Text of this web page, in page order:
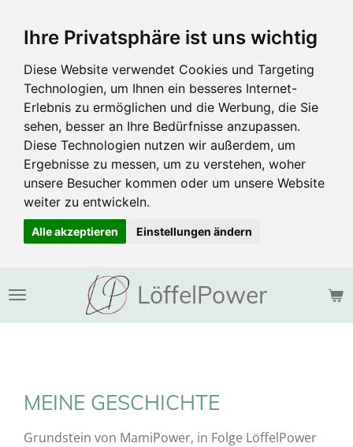
Ihre Privatsphäre ist uns wichtig
Diese Website verwendet Cookies und Targeting
Technologien, um Ihnen ein besseres Internet-
Erlebnis zu ermöglichen und die Werbung, die Sie
sehen, besser an Ihre Bedürfnisse anzupassen.
Diese Technologien nutzen wir außerdem, um
Ergebnisse zu messen, um zu verstehen, woher
unsere Besucher kommen oder um unsere Website
weiter zu entwickeln.
Alle akzeptieren Einstellungen ändern
Hauptinhalt
LöffelPower
MEINE GESCHICHTE
Grundstein von MamiPower, in Folge LöffelPower